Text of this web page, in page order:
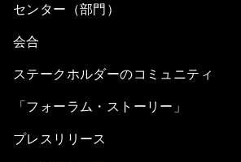
センター（部門）
会合
ステークホルダーのコミュニティ
「フォーラム・ストーリー」
プレスリリース